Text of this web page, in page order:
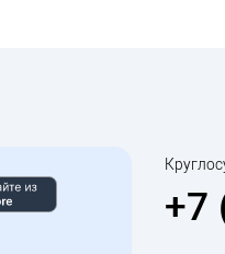
+7